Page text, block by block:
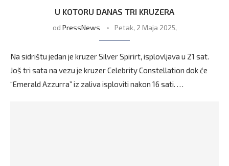
U KOTORU DANAS TRI KRUZERA
od PressNews Petak, 2 Maja 2025,
Na sidrištu jedan je kruzer Silver Spirirt, isplovljava u 21 sat.
Još tri sata na vezu je kruzer Celebrity Constellation dok će
“Emerald Azzurra” iz zaliva isploviti nakon 16 sati. …